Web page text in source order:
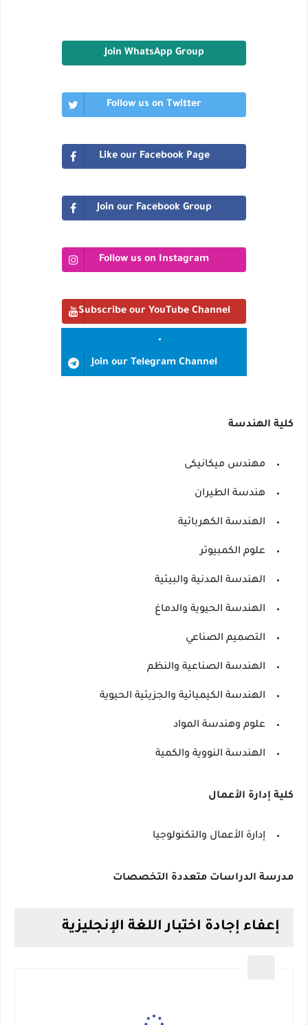
Join WhatsApp Group
Follow us on Twitter
Like our Facebook Page
Join our Facebook Group
Follow us on Instagram
Subscribe our YouTube Channel
Join our Telegram Channel
كلية الهندسة
مهندس ميكانيكى
هندسة الطيران
الهندسة الكهربائية
علوم الكمبيوتر
الهندسة المدنية والبيئية
الهندسة الحيوية والدماغ
التصميم الصناعي
الهندسة الصناعية والنظم
الهندسة الكيميائية والجزيئية الحيوية
علوم وهندسة المواد
الهندسة النووية والكمية
كلية إدارة الأعمال
إدارة الأعمال والتكنولوجيا
مدرسة الدراسات متعددة التخصصات
إعفاء إجادة اختبار اللغة الإنجليزية